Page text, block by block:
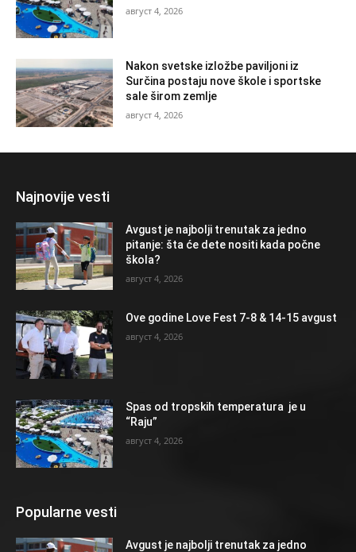
август 4, 2026
Nakon svetske izložbe paviljoni iz
Surčina postaju nove škole i sportske
sale širom zemlje
август 4, 2026
Najnovije vesti
Avgust je najbolji trenutak za jedno
pitanje: šta će dete nositi kada počne
škola?
август 4, 2026
Ove godine Love Fest 7-8 & 14-15 avgust
август 4, 2026
Spas od tropskih temperatura je u
“Raju”
август 4, 2026
Popularne vesti
Avgust je najbolji trenutak za jedno